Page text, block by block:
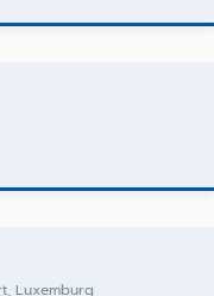
Luxemburg